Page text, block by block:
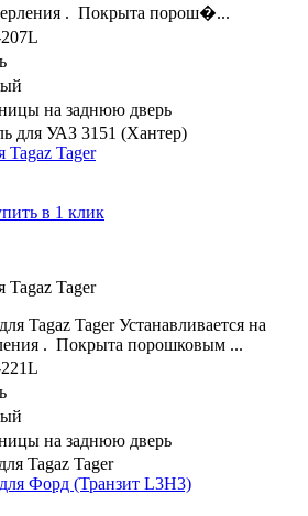
. Покрыта порош�...
на заднюю дверь
Tagaz Tager
в 1 клик
Tagaz Tager
Tagaz Tager Устанавливается на
. Покрыта порошковым ...
на заднюю дверь
Форд (Транзит L3H3)